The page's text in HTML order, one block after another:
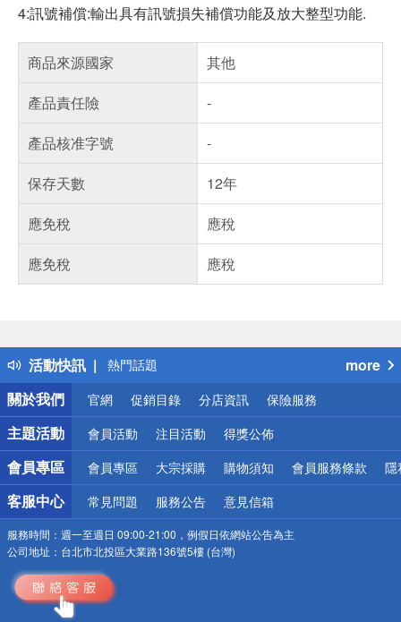
4:訊號補償:輸出具有訊號損失補償功能及放大整型功能.
商品來源國家
其他
產品責任險
-
產品核准字號
-
保存天數
12年
應免稅
應稅
應免稅
應稅
活動快訊
得獎公告
熱門話題
銀行優惠
偏遠地區配送
詐騙網頁！請小心！
more
關於我們
官網 促銷目錄 分店資訊 保險服務
主題活動 會員活動 注目活動 得獎公佈
會員專區 會員專區 大宗採購 購物須知 會員服務條款 隱
客服中心 常見問題 服務公告 意見信箱
服務時間： 週一至週日 09:00-21:00，例假日依網站公告為主
公司地址： 台北市北投區大業路136號5樓 (台灣)